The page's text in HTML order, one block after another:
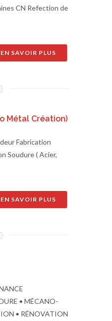
CN Refection de
EN SAVOIR PLUS
Métal Création)
Fabrication
Soudure ( Acier,
EN SAVOIR PLUS
• MÉCANO-
• RÉNOVATION